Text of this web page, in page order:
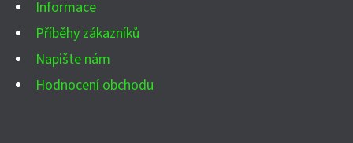
Informace
Příběhy zákazníků
Napište nám
Hodnocení obchodu